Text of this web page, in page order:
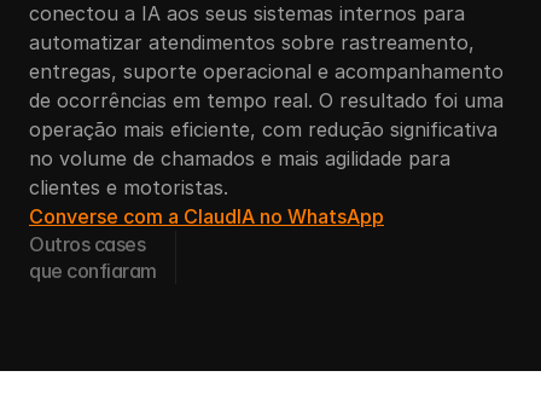
conectou a IA aos seus sistemas internos para
automatizar atendimentos sobre rastreamento,
entregas, suporte operacional e acompanhamento
de ocorrências em tempo real. O resultado foi uma
operação mais eficiente, com redução significativa
no volume de chamados e mais agilidade para
clientes e motoristas.
Converse com a ClaudIA no WhatsApp
Outros cases
que confiaram